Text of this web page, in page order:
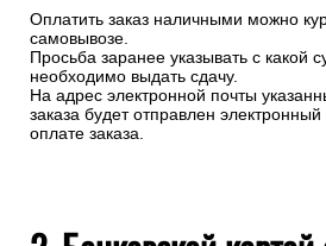
Оплатить заказ наличными можно
самовывозе.
Просьба заранее указывать с какой
необходимо выдать сдачу.
На адрес электронной почты
заказа будет отправлен
оплате заказа.